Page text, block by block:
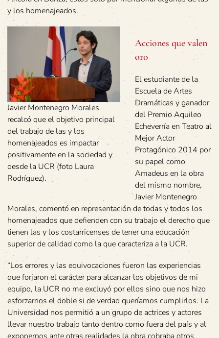
y los homenajeados.
Javier Montenegro Morales
recalcó que el objetivo principal
del trabajo de las y los
homenajeados es impactar
positivamente en la sociedad y
desde la UCR (foto Laura
Rodríguez).
Acciones que valen
oro
El estudiante de la
Escuela de Artes
Dramáticas y ganador
del Premio Aquileo
Echeverría en Teatro al
Mejor Actor
Protagónico 2014 por
su papel como
Amadeus en la obra
del mismo nombre,
Javier Montenegro
Morales, comentó en representación de todas y todos los
homenajeados que defienden con su trabajo el derecho que
tienen las y los costarricenses de tener una educación
superior de calidad como la que caracteriza a la UCR.
“Los errores y las equivocaciones fueron las experiencias
que forjaron el carácter para alcanzar los objetivos de mi
equipo, la UCR no me excluyó por ellos sino que nos hizo
esforzarnos el doble si de verdad queríamos cumplirlos. La
Universidad nos permitió a un grupo de actrices y actores
llevar nuestro trabajo tanto dentro como fuera del país y al